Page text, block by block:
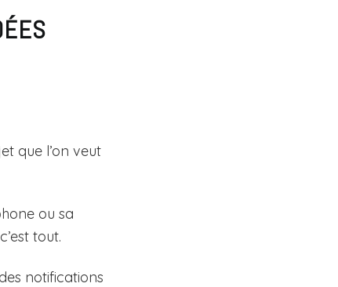
que l’on veut
ou sa
tout.
notifications